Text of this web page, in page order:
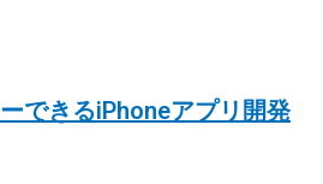
できるiPhoneアプリ開発